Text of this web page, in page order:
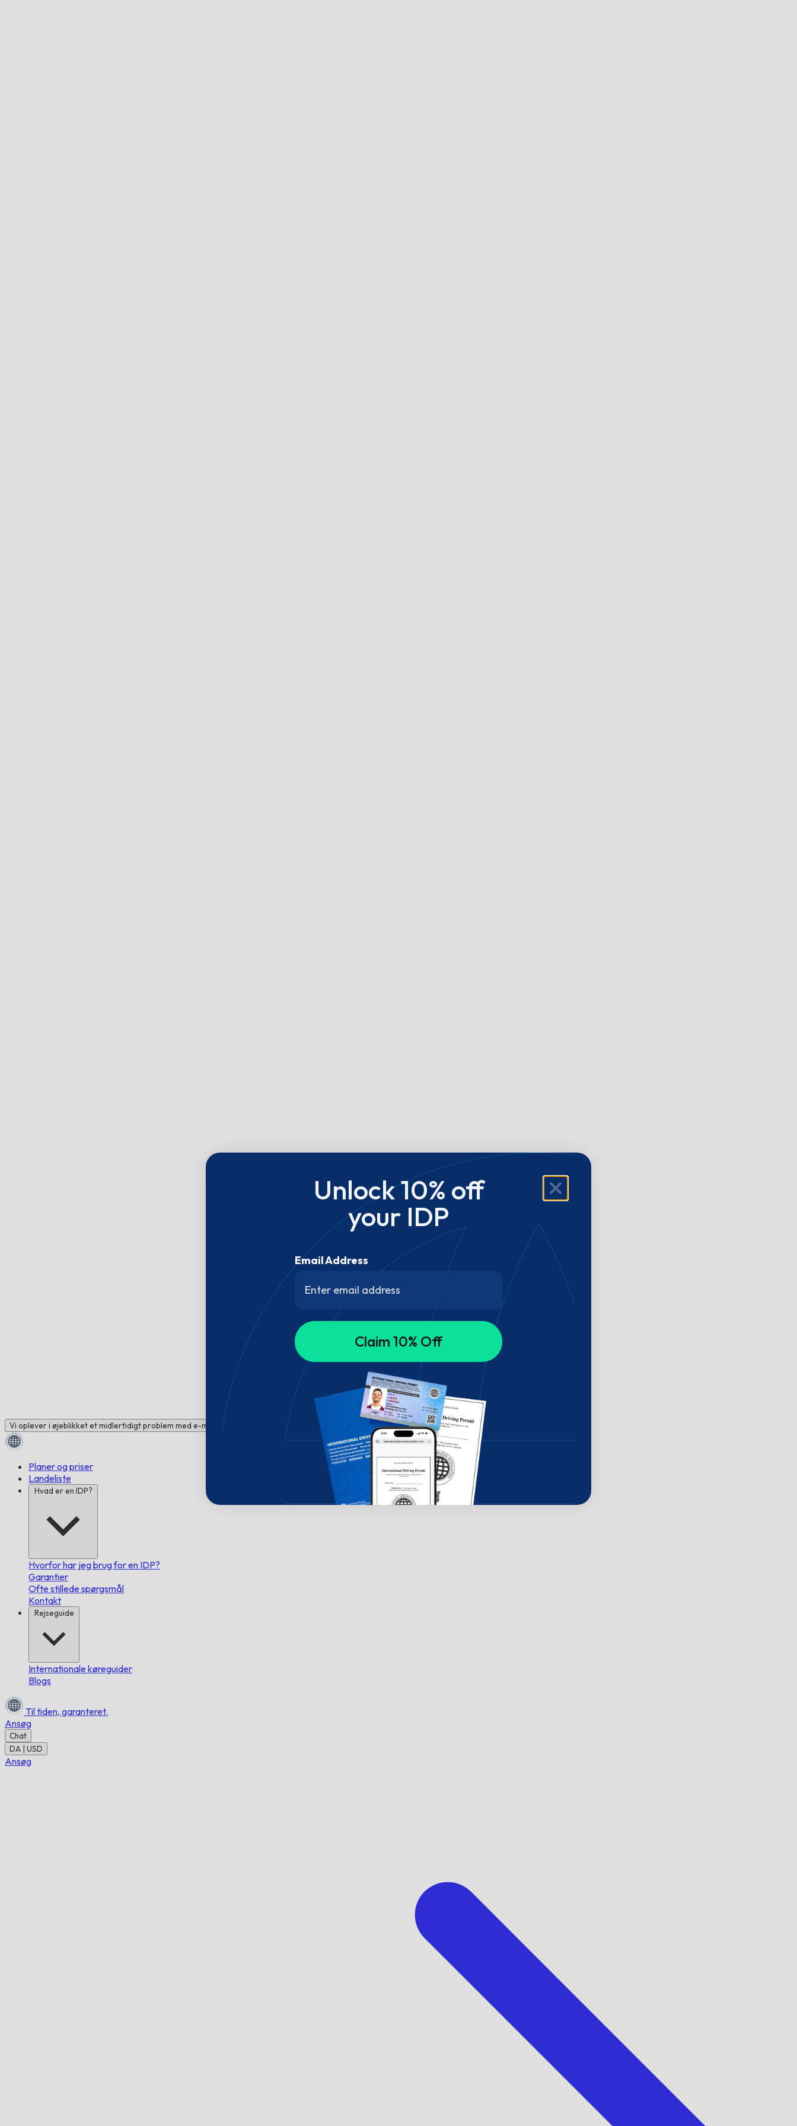
Vi oplever i øjeblikket et midlertidigt problem med e-mail. Brug for hjælp? Chat med os!
Planer og priser
Landeliste
Hvad er en IDP?
Hvorfor har jeg brug for en IDP?
Garantier
Ofte stillede spørgsmål
Kontakt
Rejseguide
Internationale køreguider
Blogs
Til tiden, garanteret.
Ansøg
Chat
DA | USD
Ansøg
Unlock 10% off
your IDP
Email Address
Claim 10% Off